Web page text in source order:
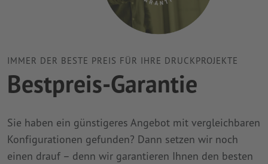
IMMER DER BESTE PREIS FÜR IHRE DRUCKPROJEKTE
Bestpreis-Garantie
Sie haben ein günstigeres Angebot mit vergleichbaren
Konfigurationen gefunden? Dann setzen wir noch
einen drauf – denn wir garantieren Ihnen den besten